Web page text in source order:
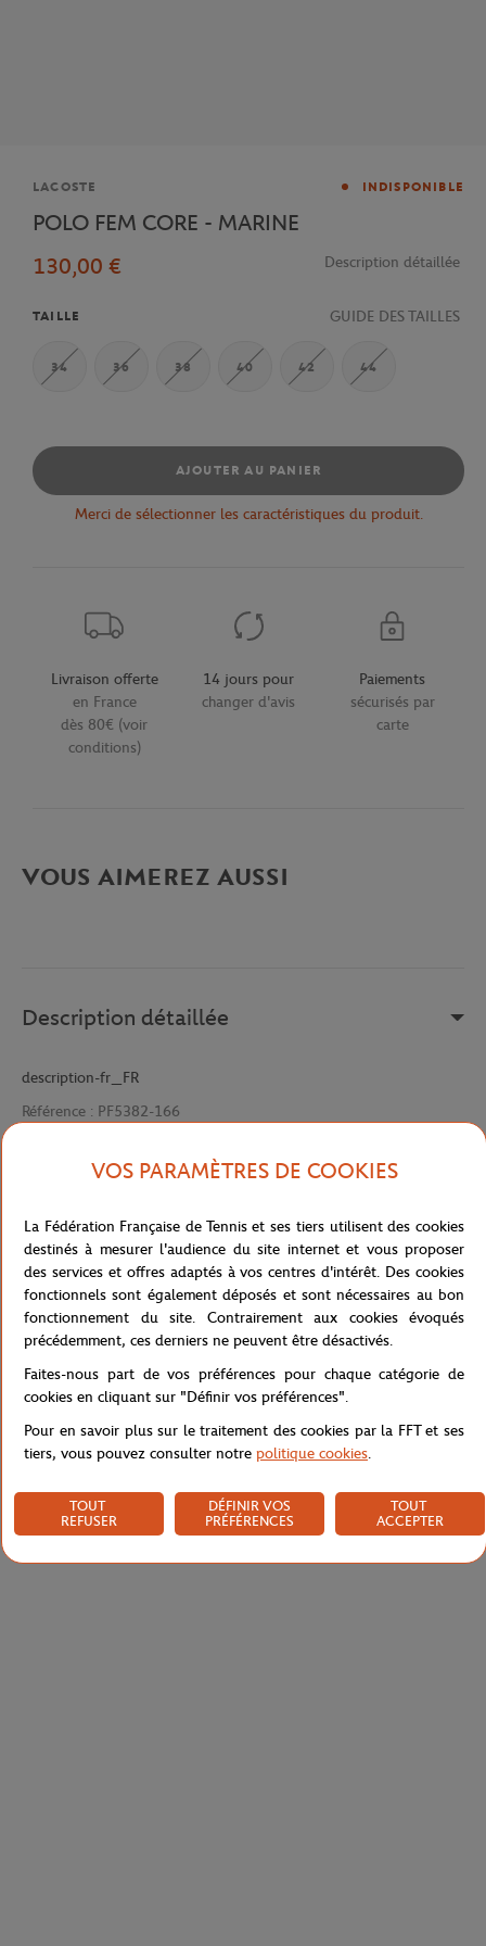
Marque
LACOSTE INDISPONIBLE
POLO FEM CORE - MARINE
130,00 €
Description détaillée
TAILLE GUIDE DES TAILLES
34 36 38 40 42 44
AJOUTER AU PANIER
Merci de sélectionner les caractéristiques du produit.
Livraison offerte
en France
dès 80€ (voir
conditions)
14 jours pour
changer d'avis
Paiements
sécurisés par
carte
VOUS AIMEREZ AUSSI
Description détaillée
description-fr_FR
Référence : PF5382-166
Livraison et retours
VOS PARAMÈTRES DE COOKIES
La Fédération Française de Tennis et ses tiers utilisent des cookies
destinés à mesurer l'audience du site internet et vous proposer
des services et offres adaptés à vos centres d'intérêt. Des cookies
fonctionnels sont également déposés et sont nécessaires au bon
fonctionnement du site. Contrairement aux cookies évoqués
précédemment, ces derniers ne peuvent être désactivés.
Faites-nous part de vos préférences pour chaque catégorie de
cookies en cliquant sur "Définir vos préférences".
Pour en savoir plus sur le traitement des cookies par la FFT et ses
tiers, vous pouvez consulter notre politique cookies.
TOUT
REFUSER
DÉFINIR VOS
PRÉFÉRENCES
TOUT
ACCEPTER